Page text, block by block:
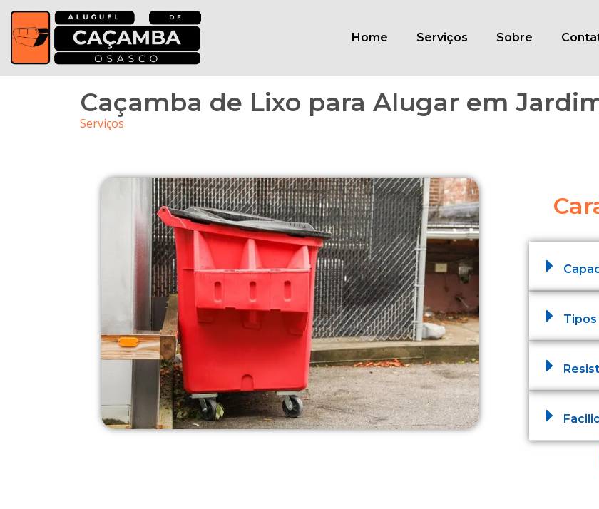
Home Serviços Sobre
Caçamba de Lixo para Alugar em
Serviços